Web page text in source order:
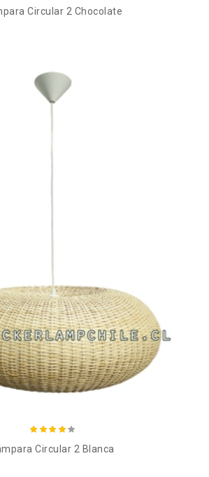
Circular 2 Chocolate
Añadir al carro
Circular 2 Blanca